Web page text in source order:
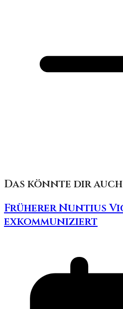
Das könnte dir
Früherer Nuntius
exkommuniziert